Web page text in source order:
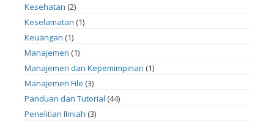
Kesehatan (2)
Keselamatan (1)
Keuangan (1)
Manajemen (1)
Manajemen dan Kepemimpinan (1)
Manajemen File (3)
Panduan dan Tutorial (44)
Penelitian Ilmiah (3)